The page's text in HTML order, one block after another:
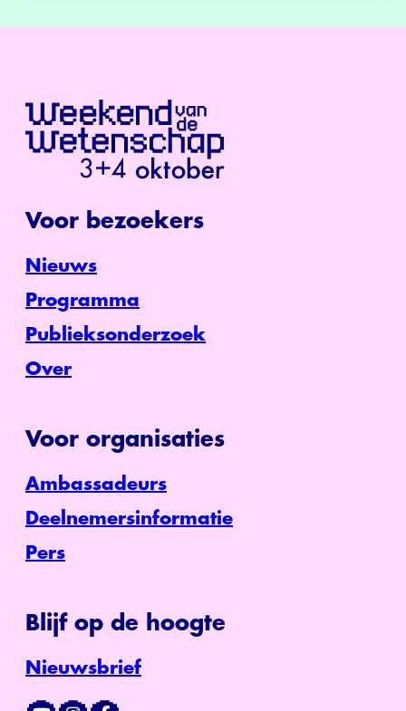
Voor bezoekers
Nieuws
Programma
Publieksonderzoek
Over
Voor organisaties
Ambassadeurs
Deelnemersinformatie
Pers
Blijf op de hoogte
Nieuwsbrief